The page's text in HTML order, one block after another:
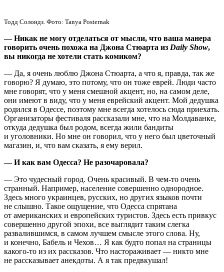
Тодд Солондз. Фото: Tanya Posternak
— Никак не могу отделаться от мысли, что ваша манера
говорить очень похожа на Джона Стюарта из Daily Show,
вы никогда не хотели стать комиком?
— Да, я очень люблю Джона Стюарта, а что я, правда, так же
говорю? Я думаю, это потому, что он тоже еврей. Люди часто
мне говорят, что у меня смешной акцент, но, на самом деле,
они имеют в виду, что у меня еврейский акцент. Мой дедушка
родился в Одессе, поэтому мне всегда хотелось сюда приехать.
Организаторы фестиваля рассказали мне, что на Молдаванке,
откуда дедушка был родом, всегда жили бандиты
и уголовники. Но мне он говорил, что у него был цветочный
магазин, и, что вам сказать, я ему верил.
— И как вам Одесса? Не разочаровала?
— Это чудесный город. Очень красивый. В чем-то очень
странный. Например, население совершенно однородное.
Здесь много украинцев, русских, но других языков почти
не слышно. Такое ощущение, что Одесса спрятана
от американских и европейских туристов. Здесь есть привкус
совершенно другой эпохи, все выглядит таким слегка
развалившимся, в самом лучшем смысле этого слова. Ну,
и конечно, Бабель и Чехов… Я как будто попал на страницы
какого-то из их рассказов. Что настораживает — никто мне
не рассказывает анекдоты. А я так предвкушал!